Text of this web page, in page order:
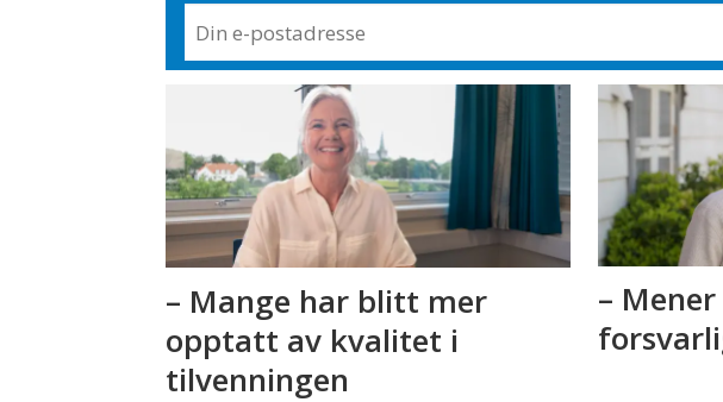
– Mange har blitt mer
opptatt av kvalitet i
tilvenningen
–